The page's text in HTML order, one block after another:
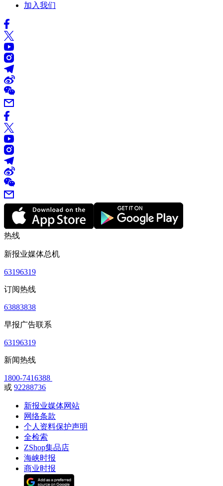
加入我们
热线
新报业媒体总机
63196319
订阅热线
63883838
早报广告联系
63196319
新闻热线
1800-7416388
或 92288736
新报业媒体网站
网络条款
个人资料保护声明
全检索
ZShop集品店
海峡时报
商业时报